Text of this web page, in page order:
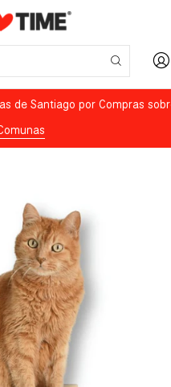
de Santiago por Compras